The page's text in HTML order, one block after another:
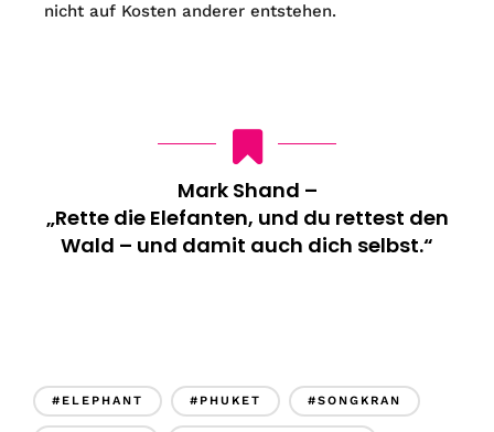
nicht auf Kosten anderer entstehen.
Mark Shand –
„Rette die Elefanten, und du rettest den
Wald – und damit auch dich selbst.“
#ELEPHANT #PHUKET #SONGKRAN